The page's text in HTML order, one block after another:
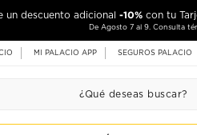
un descuento adicional -10% con tu
De Agosto 7 al 9. Consulta
MI PALACIO APP SEGUROS PALACIO